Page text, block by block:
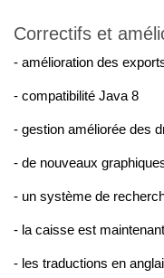
Correctifs et
- amélioration des
- compatibilité Java 8
- gestion améliorée des
- de nouveaux
- un système de
- la caisse est
- les traductions en